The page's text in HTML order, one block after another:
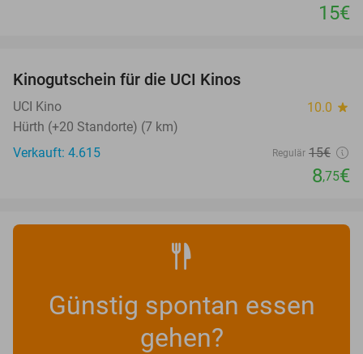
15€
Kinogutschein für die UCI Kinos
UCI Kino 10.0 star
Hürth (+20 Standorte) (7 km)
Verkauft: 4.615
Regulär 15€
8,75€
Günstig spontan essen
gehen?